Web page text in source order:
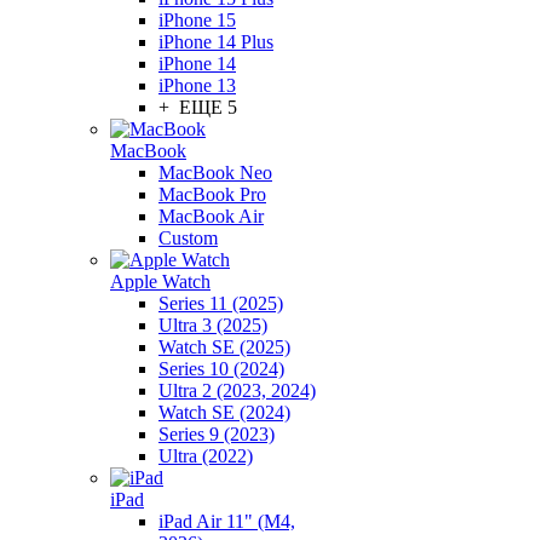
iPhone 15
iPhone 14 Plus
iPhone 14
iPhone 13
+ ЕЩЕ 5
MacBook
MacBook Neo
MacBook Pro
MacBook Air
Custom
Apple Watch
Series 11 (2025)
Ultra 3 (2025)
Watch SE (2025)
Series 10 (2024)
Ultra 2 (2023, 2024)
Watch SE (2024)
Series 9 (2023)
Ultra (2022)
iPad
iPad Air 11" (M4,